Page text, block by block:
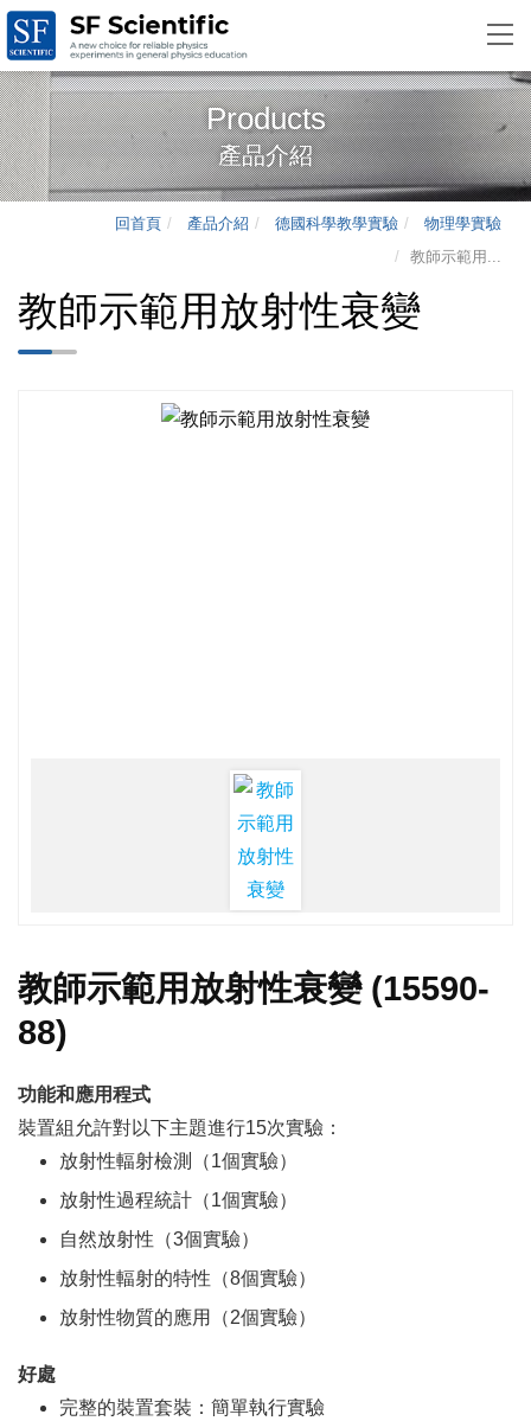
Products
產品介紹
回首頁 產品介紹 德國科學教學實驗
物理學實驗
教師示範用...
教師示範用放射性衰變
教師示範用放射性衰變 (15590-
88)
功能和應用程式
裝置組允許對以下主題進行15次實驗：
放射性輻射檢測（1個實驗）
放射性過程統計（1個實驗）
自然放射性（3個實驗）
放射性輻射的特性（8個實驗）
放射性物質的應用（2個實驗）
好處
完整的裝置套裝：簡單執行實驗